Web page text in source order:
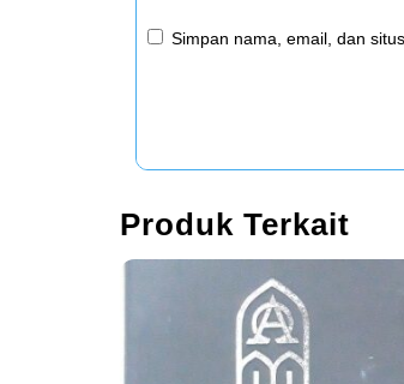
Simpan nama, email, dan
Produk Terkait